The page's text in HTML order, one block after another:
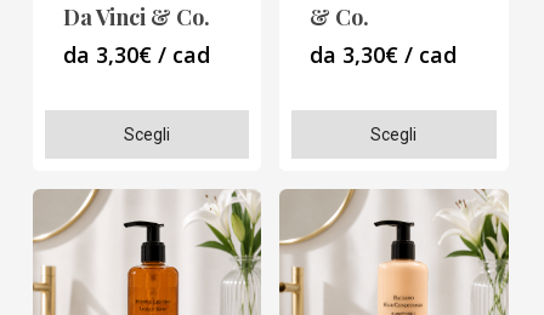
del
prodotto
del
prodotto
Scegli
prodotto
ha
più
varianti.
Le
Da Vinci & Co.
da 3,30€ / cad
Scegli
prodotto
ha
più
varianti.
Le
& Co.
da 3,30€ / cad